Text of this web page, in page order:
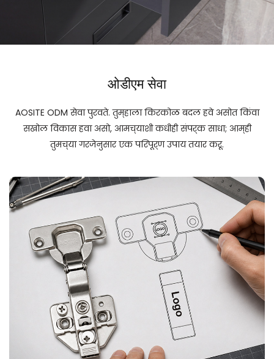
ओडीएम सेवा
AOSITE ODM सेवा पुरवते. तुम्हाला किरकोळ बदल हवे असोत किंवा
सखोल विकास हवा असो, आमच्याशी कधीही संपर्क साधा; आम्ही
तुमच्या गरजेनुसार एक परिपूर्ण उपाय तयार करू.